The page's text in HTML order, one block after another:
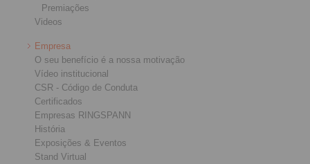
Premiações
Videos
Empresa
O seu benefício é a nossa motivação
Vídeo institucional
CSR - Código de Conduta
Certificados
Empresas RINGSPANN
História
Exposições & Eventos
Stand Virtual